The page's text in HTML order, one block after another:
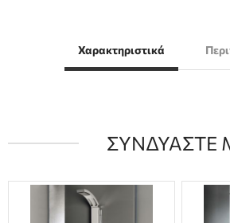
Χαρακτηριστικά
ΣΥΝΔΥΑΣΤΕ